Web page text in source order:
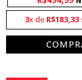
3x de R$183,33